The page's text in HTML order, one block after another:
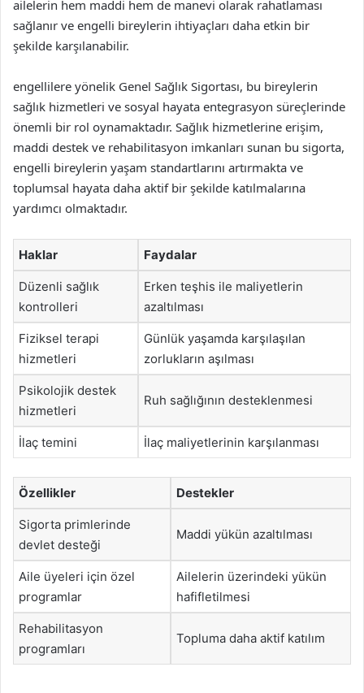
ailelerin hem maddi hem de manevi olarak rahatlaması
sağlanır ve engelli bireylerin ihtiyaçları daha etkin bir
şekilde karşılanabilir.
engellilere yönelik Genel Sağlık Sigortası, bu bireylerin
sağlık hizmetleri ve sosyal hayata entegrasyon süreçlerinde
önemli bir rol oynamaktadır. Sağlık hizmetlerine erişim,
maddi destek ve rehabilitasyon imkanları sunan bu sigorta,
engelli bireylerin yaşam standartlarını artırmakta ve
toplumsal hayata daha aktif bir şekilde katılmalarına
yardımcı olmaktadır.
Haklar Faydalar
Düzenli sağlık
kontrolleri
Erken teşhis ile maliyetlerin
azaltılması
Fiziksel terapi
hizmetleri
Günlük yaşamda karşılaşılan
zorlukların aşılması
Psikolojik destek
hizmetleri
Ruh sağlığının desteklenmesi
İlaç temini İlaç maliyetlerinin karşılanması
Özellikler Destekler
Sigorta primlerinde
devlet desteği
Maddi yükün azaltılması
Aile üyeleri için özel
programlar
Ailelerin üzerindeki yükün
hafifletilmesi
Rehabilitasyon
programları
Topluma daha aktif katılım